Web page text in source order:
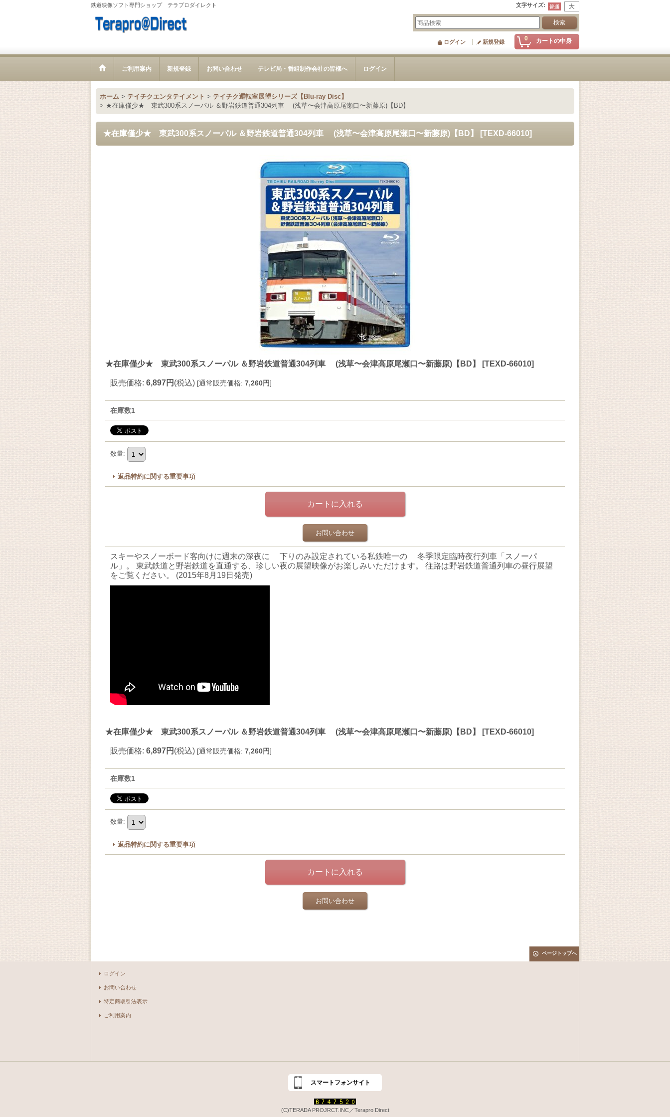
鉄道映像ソフト専門ショップ テラプロダイレクト 文字サイズ:
0 カートの中身
ログイン 新規登録
ご利用案内 新規登録 お問い合わせ テレビ局・番組制作会社の皆様へ ログイン
ホーム > テイチクエンタテイメント > テイチク運転室展望シリーズ【Blu-ray Disc】
> ★在庫僅少★ 東武300系スノーパル ＆野岩鉄道普通304列車 (浅草〜会津高原尾瀬口〜新藤原)【BD】
★在庫僅少★ 東武300系スノーパル ＆野岩鉄道普通304列車 (浅草〜会津高原尾瀬口〜新藤原)【BD】 [TEXD-66010]
★在庫僅少★ 東武300系スノーパル ＆野岩鉄道普通304列車 (浅草〜会津高原尾瀬口〜新藤原)【BD】 [TEXD-66010]
販売価格: 6,897円 (税込) [通常販売価格: 7,260円]
在庫数1
数量:
返品特約に関する重要事項
お問い合わせ
スキーやスノーボード客向けに週末の深夜に 下りのみ設定されている私鉄唯一の 冬季限定臨時夜行列車「スノーパ
ル」。 東武鉄道と野岩鉄道を直通する、珍しい夜の展望映像がお楽しみいただけます。 往路は野岩鉄道普通列車の昼行展望
をご覧ください。 (2015年8月19日発売)
★在庫僅少★ 東武300系スノーパル ＆野岩鉄道普通304列車 (浅草〜会津高原尾瀬口〜新藤原)【BD】 [TEXD-66010]
販売価格: 6,897円 (税込) [通常販売価格: 7,260円]
在庫数1
数量:
返品特約に関する重要事項
お問い合わせ
ページトップへ
ログイン
お問い合わせ
特定商取引法表示
ご利用案内
スマートフォンサイト
(C)TERADA PROJRCT.INC／Terapro Direct